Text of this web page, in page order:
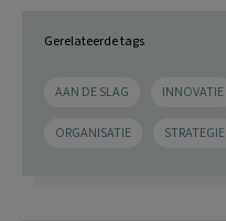
Gerelateerde tags
AAN DE SLAG INNOVATIE
ORGANISATIE STRATEGIE